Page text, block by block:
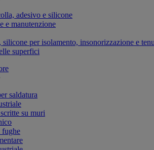
adesivo e silicone
e manutenzione
silicone per isolamento, insonorizzazione e
superfici
saldatura
su muri
fughe